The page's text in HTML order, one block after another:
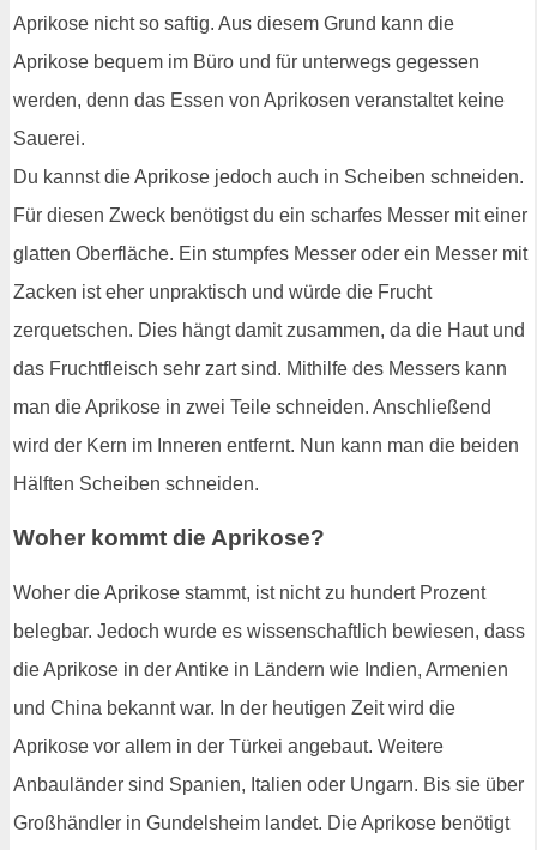
Aprikose nicht so saftig. Aus diesem Grund kann die
Aprikose bequem im Büro und für unterwegs gegessen
werden, denn das Essen von Aprikosen veranstaltet keine
Sauerei.
Du kannst die Aprikose jedoch auch in Scheiben schneiden.
Für diesen Zweck benötigst du ein scharfes Messer mit einer
glatten Oberfläche. Ein stumpfes Messer oder ein Messer mit
Zacken ist eher unpraktisch und würde die Frucht
zerquetschen. Dies hängt damit zusammen, da die Haut und
das Fruchtfleisch sehr zart sind. Mithilfe des Messers kann
man die Aprikose in zwei Teile schneiden. Anschließend
wird der Kern im Inneren entfernt. Nun kann man die beiden
Hälften Scheiben schneiden.
Woher kommt die Aprikose?
Woher die Aprikose stammt, ist nicht zu hundert Prozent
belegbar. Jedoch wurde es wissenschaftlich bewiesen, dass
die Aprikose in der Antike in Ländern wie Indien, Armenien
und China bekannt war. In der heutigen Zeit wird die
Aprikose vor allem in der Türkei angebaut. Weitere
Anbauländer sind Spanien, Italien oder Ungarn. Bis sie über
Großhändler in Gundelsheim landet. Die Aprikose benötigt